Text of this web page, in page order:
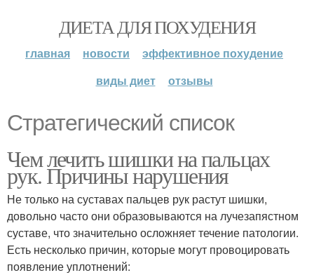
ДИЕТА ДЛЯ ПОХУДЕНИЯ
главная новости
эффективное похудение
виды диет
отзывы
Стратегический список
Чем лечить шишки на пальцах
рук. Причины нарушения
Не только на суставах пальцев рук растут шишки,
довольно часто они образовываются на лучезапястном
суставе, что значительно осложняет течение патологии.
Есть несколько причин, которые могут провоцировать
появление уплотнений: